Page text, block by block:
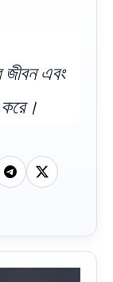
জীবন এবং
করে।